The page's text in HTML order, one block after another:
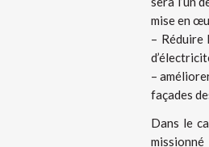
mise en
– Réduire
–
façades
Dans le